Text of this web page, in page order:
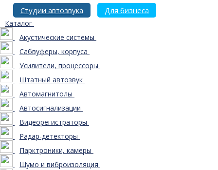
Студии автозвука Для бизнеса
Каталог
Акустические системы
Сабвуферы, корпуса
Усилители, процессоры
Штатный автозвук
Автомагнитолы
Автосигнализации
Видеорегистраторы
Радар-детекторы
Парктроники, камеры
Шумо и виброизоляция